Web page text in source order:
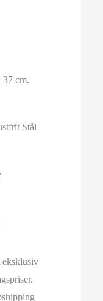
37 cm.
Stål
eksklusiv